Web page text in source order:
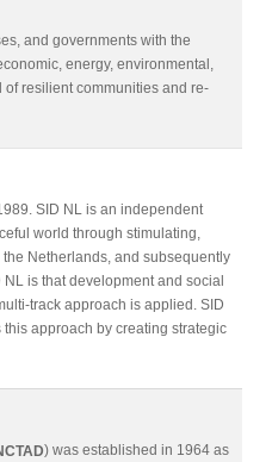
and governments with the
energy, environmental,
of resilient communities and re-
SID NL is an independent
world through stimulating,
Netherlands, and subsequently
is that development and social
track approach is applied. SID
approach by creating strategic
) was established in 1964 as